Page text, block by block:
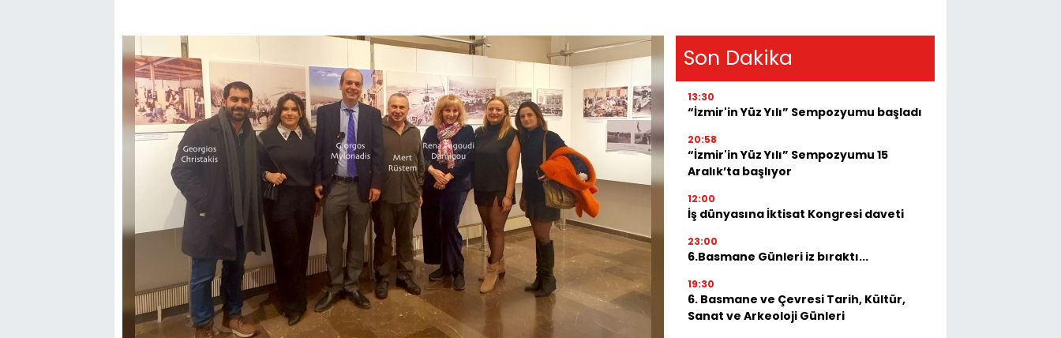
Son Dakika
13:30
“İzmir'in Yüz Yılı” Sempozyumu başladı
20:58
“İzmir'in Yüz Yılı” Sempozyumu 15
Aralık’ta başlıyor
12:00
İş dünyasına İktisat Kongresi daveti
23:00
6.Basmane Günleri iz bıraktı...
19:30
6. Basmane ve Çevresi Tarih, Kültür,
Sanat ve Arkeoloji Günleri